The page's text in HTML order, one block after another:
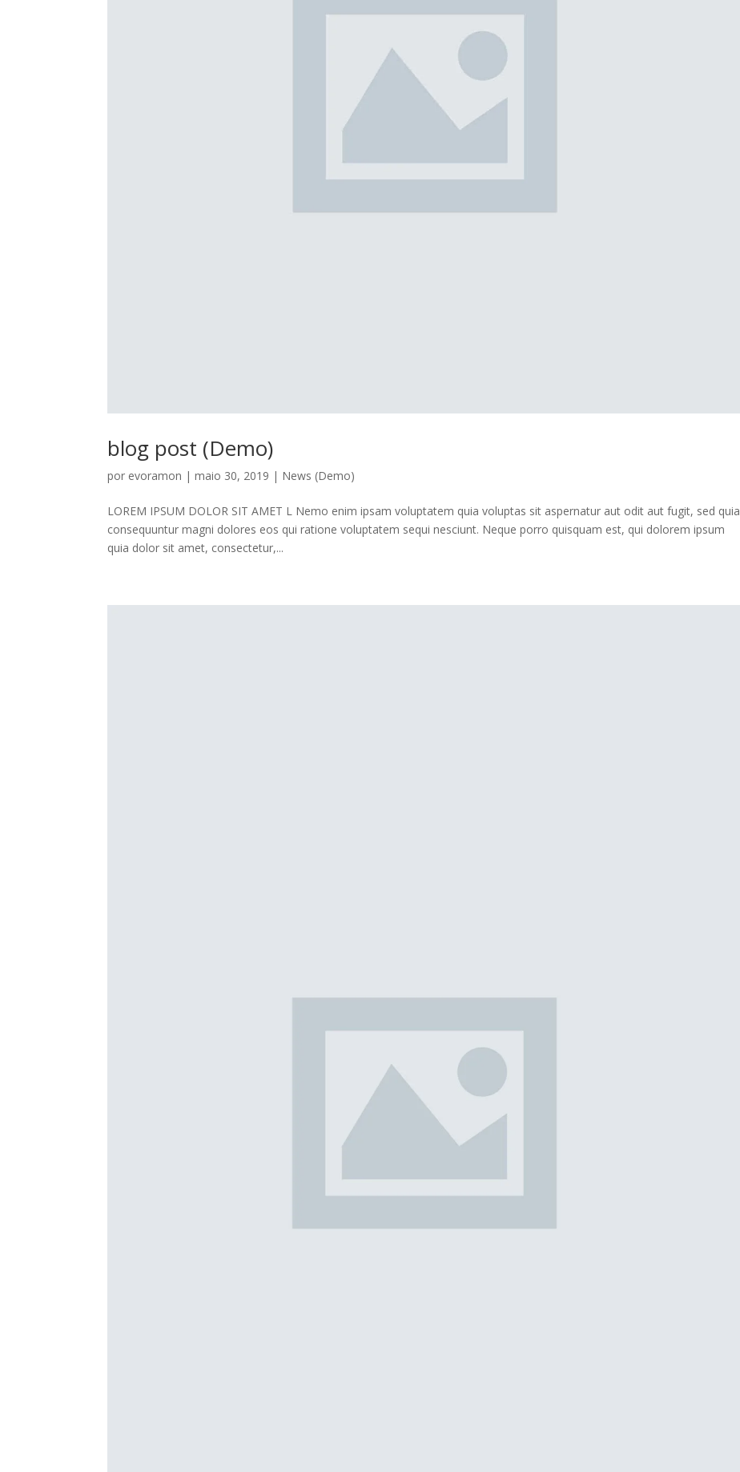
blog post (Demo)
por evoramon |maio 30, 2019 | News (Demo)
LOREM IPSUM DOLOR SIT AMET L Nemo enim ipsam voluptatem quia voluptas sit aspernatur aut odit aut fugit, sed quia
consequuntur magni dolores eos qui ratione voluptatem sequi nesciunt. Neque porro quisquam est, qui dolorem ipsum
quia dolor sit amet, consectetur,...